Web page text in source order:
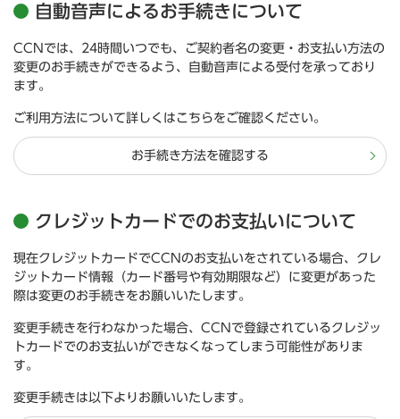
自動音声によるお手続きについて
CCNでは、24時間いつでも、ご契約者名の変更・お支払い方法の
変更のお手続きができるよう、自動音声による受付を承っており
ます。
ご利用方法について詳しくはこちらをご確認ください。
お手続き方法を確認する
クレジットカードでのお支払いについて
現在クレジットカードでCCNのお支払いをされている場合、クレ
ジットカード情報（カード番号や有効期限など）に変更があった
際は変更のお手続きをお願いいたします。
変更手続きを行わなかった場合、CCNで登録されているクレジッ
トカードでのお支払いができなくなってしまう可能性がありま
す。
変更手続きは以下よりお願いいたします。